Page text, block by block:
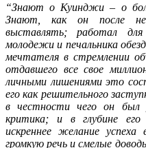
“Знают о Куинджи – о
Знают, как он после
выставлять; работал
молодежи и печальника
мечтателя в стремлении
отдавшего все свое
личными лишениями это
его как решительного
в честности чего он был
критика; и в глубине
искреннее желание
громкую речь и смелые